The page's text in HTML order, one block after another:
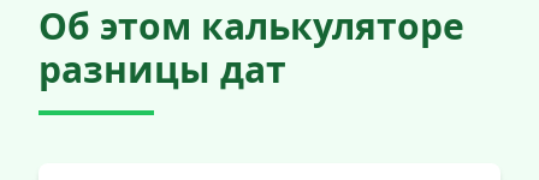
Об этом калькуляторе
разницы дат